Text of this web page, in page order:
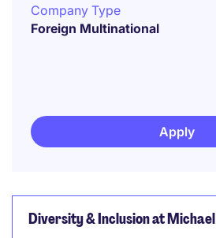
Company Type
Foreign Multinational
Apply
Diversity & Inclusion at